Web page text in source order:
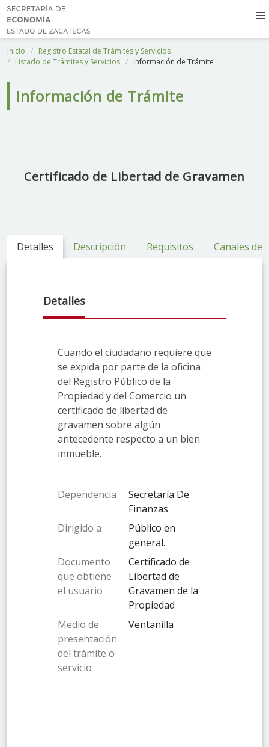
Inicio
Registro Estatal de Trámites y Servicios
Listado de Trámites y Servicios
Información de Trámite
Información de Trámite
Certificado de Libertad de Gravamen
Detalles Descripción Requisitos Canales de
Detalles
Cuando el ciudadano requiere que
se expida por parte de la oficina
del Registro Público de la
Propiedad y del Comercio un
certificado de libertad de
gravamen sobre algún
antecedente respecto a un bien
inmueble.
Dependencia
Secretaría De
Finanzas
Dirigido a
Público en
general.
Documento
que obtiene
el usuario
Certificado de
Libertad de
Gravamen de la
Propiedad
Medio de
presentación
del trámite o
servicio
Ventanilla